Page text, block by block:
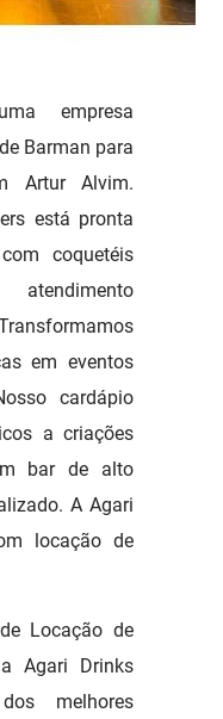
empresa
Barman para
Artur Alvim.
está pronta
coquetéis
em eventos
cardápio
a criações
bar de alto
A Agari
locação de
Locação de
Agari Drinks
melhores